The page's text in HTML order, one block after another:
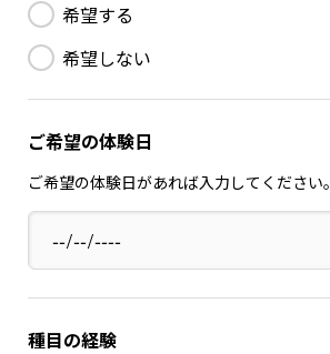
希望する
希望しない
ご希望の体験日
ご希望の体験日があれば入力してください。
種目の経験